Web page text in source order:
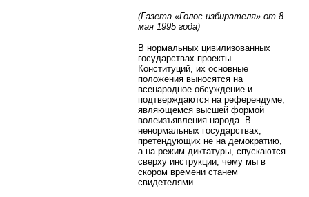
(Газета «Голос избирателя» от 8
мая 1995 года)
В нормальных цивилизованных
государствах проекты
Конституций, их основные
положения выносятся на
всенародное обсуждение и
подтверждаются на референдуме,
являющемся высшей формой
волеизъявления народа. В
ненормальных государствах,
претендующих не на демократию,
а на режим диктатуры, спускаются
сверху инструкции, чему мы в
скором времени станем
свидетелями.